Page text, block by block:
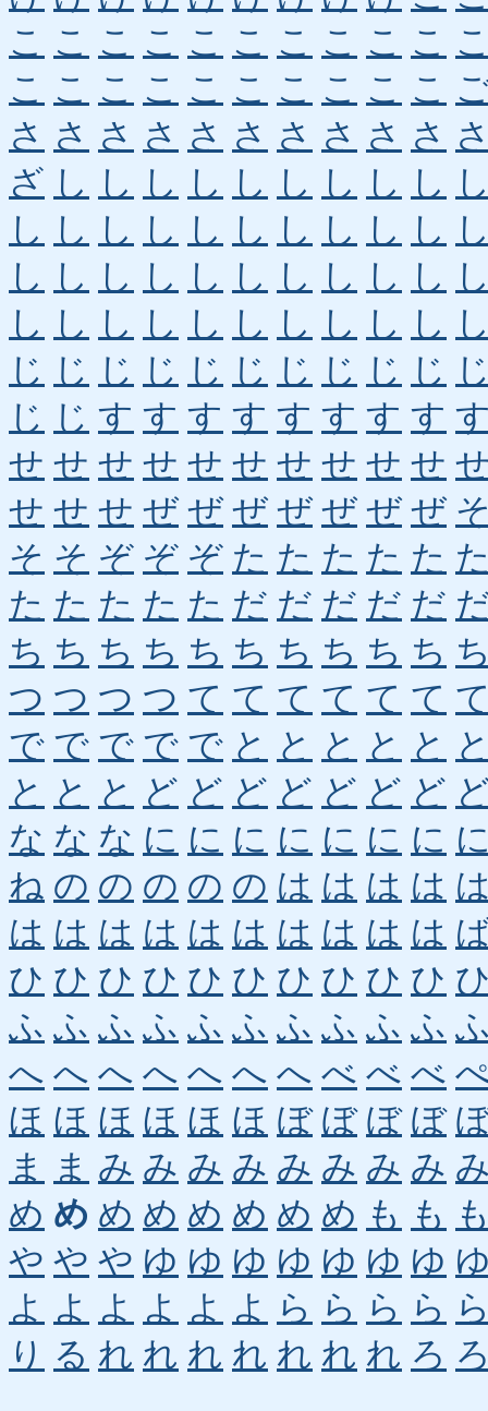
こ こ こ こ こ こ こ こ こ こ
こ こ こ こ こ こ こ こ こ こ
さ さ さ さ さ さ さ さ さ さ
ざ し し し し し し し し し
し し し し し し し し し し
し し し し し し し し し し
し し し し し し し し し し
じ じ じ じ じ じ じ じ じ じ
じ じ す す す す す す す す
せ せ せ せ せ せ せ せ せ せ
せ せ せ ぜ ぜ ぜ ぜ ぜ ぜ ぜ
そ そ ぞ ぞ ぞ た た た た た
た た た た た だ だ だ だ だ
ち ち ち ち ち ち ち ち ち ち
つ つ つ つ て て て て て て
で で で で で と と と と と
と と と ど ど ど ど ど ど ど
な な な に に に に に に に
ね の の の の の は は は は
は は は は は は は は は は
ひ ひ ひ ひ ひ ひ ひ ひ ひ ひ
ふ ふ ふ ふ ふ ふ ふ ふ ふ ふ
へ へ へ へ へ へ へ べ べ べ
ほ ほ ほ ほ ほ ほ ぼ ぼ ぼ ぼ
ま
ま み み み み み み み み
め め め め め め め め も も
や や や ゆ ゆ ゆ ゆ ゆ ゆ ゆ
よ よ よ よ よ よ ら ら ら ら
り る れ れ れ れ れ れ れ ろ